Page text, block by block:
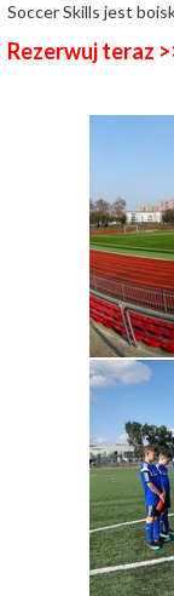
Soccer Skills jest
Rezerwuj teraz